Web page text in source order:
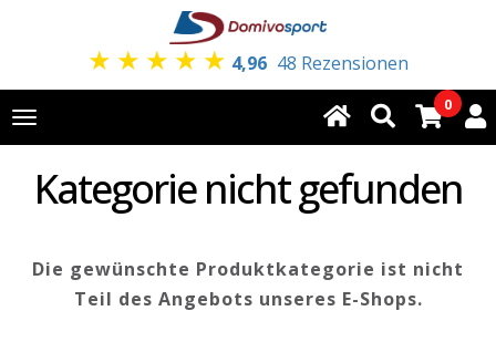
★ ★ ★ ★ ★ 4,96 48 Rezensionen
Toggle
navigation
0
Kategorie nicht gefunden
Die gewünschte Produktkategorie ist nicht
Teil des Angebots unseres E-Shops.